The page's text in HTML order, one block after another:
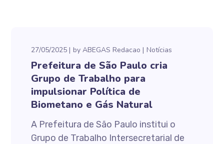
27/05/2025 byABEGAS Redacao Notícias
Prefeitura de São Paulo cria
Grupo de Trabalho para
impulsionar Política de
Biometano e Gás Natural
A Prefeitura de São Paulo institui o
Grupo de Trabalho Intersecretarial de